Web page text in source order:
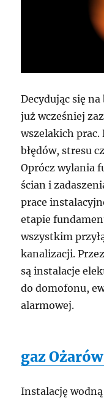
Decydując się
już wcześniej
wszelakich
błędów, stresu
Oprócz wylania
ścian i
prace
etapie
wszystkim
kanalizacji.
są instalacje
do domofonu,
alarmowej.
gaz
Instalację